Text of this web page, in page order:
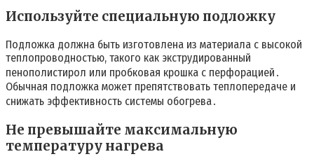
Используйте специальную подложку
Подложка должна быть изготовлена из материала с высокой
теплопроводностью, такого как экструдированный
пенополистирол или пробковая крошка с перфорацией․
Обычная подложка может препятствовать теплопередаче и
снижать эффективность системы обогрева․
Не превышайте максимальную
температуру нагрева